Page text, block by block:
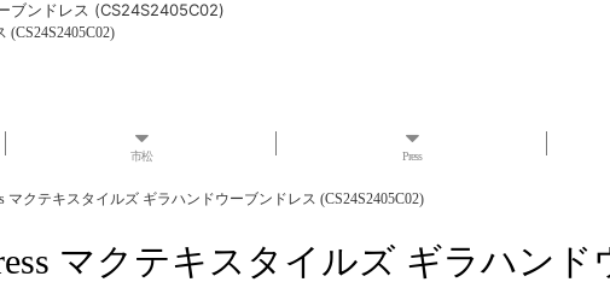
ブンドレス (CS24S2405C02)
(CS24S2405C02)
市松 Press
マクテキスタイルズ ギラハンドウーブンドレス (CS24S2405C02)
マクテキスタイルズ ギラハン